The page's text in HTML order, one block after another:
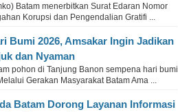
Batam menerbitkan Surat Edaran Nomor
Korupsi dan Pengendalian Gratifi ...
Bumi 2026, Amsakar Ingin Jadikan
dan Nyaman
pohon di Tanjung Banon sempena hari bumi
Gerakan Masyarakat Batam Ama ...
Batam Dorong Layanan Informasi